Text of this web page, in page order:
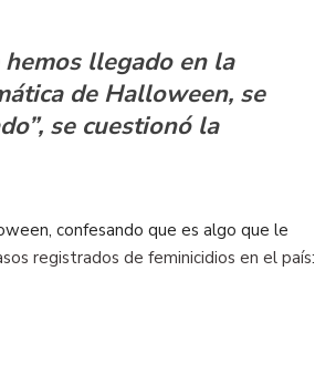
llegado en la
de Halloween, se
se cuestionó la
confesando que es algo que le
registrados de feminicidios en el país: